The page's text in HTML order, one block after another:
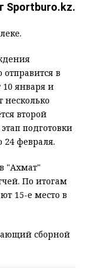
Sportburo.kz.
в
января и
несколько
второй
подготовки
24 февраля.
"Ахмат"
По итогам
15-е место в
сборной